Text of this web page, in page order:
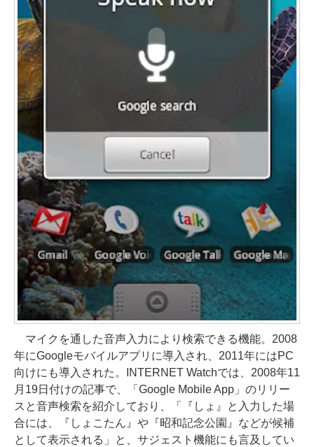
マイクを通した音声入力により検索できる機能。2008
年にGoogleモバイルアプリに導入され、2011年にはPC
向けにも導入された。INTERNET Watchでは、2008年11
月19日付けの記事で、「Google Mobile App」のリリー
スと音声検索を紹介しており、「『しょ』と入力した場
合には、『しょこたん』や『昭和記念公園』などが候補
として表示される」と、サジェスト機能にも言及してい